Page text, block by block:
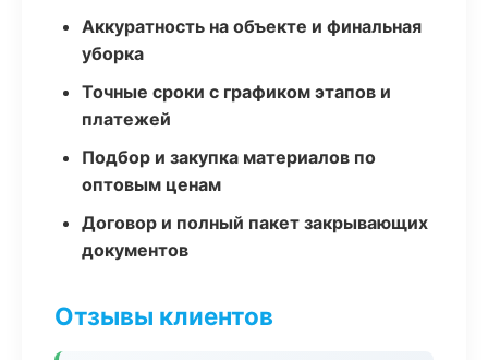
Аккуратность на объекте и финальная
уборка
Точные сроки с графиком этапов и
платежей
Подбор и закупка материалов по
оптовым ценам
Договор и полный пакет закрывающих
документов
Отзывы клиентов